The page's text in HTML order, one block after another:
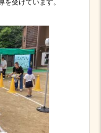
を受けています。